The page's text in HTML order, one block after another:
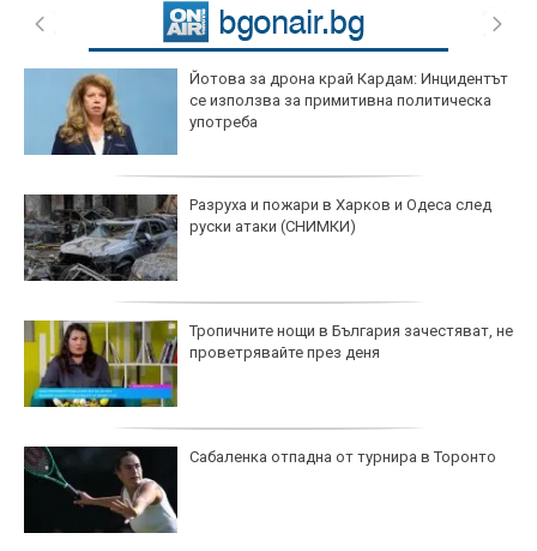
Йотова за дрона край Кардам: Инцидентът
се използва за примитивна политическа
употреба
Разруха и пожари в Харков и Одеса след
руски атаки (СНИМКИ)
Тропичните нощи в България зачестяват, не
проветрявайте през деня
Сабаленка отпадна от турнира в Торонто